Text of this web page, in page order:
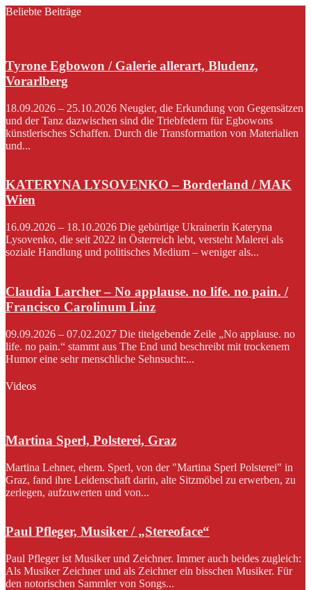
Beliebte Beiträge
Tyrone Egbowon / Galerie allerart, Bludenz,
Vorarlberg
18.09.2026 – 25.10.2026 Neugier, die Erkundung von Gegensätzen
und der Tanz dazwischen sind die Triebfedern für Egbowons
künstlerisches Schaffen. Durch die Transformation von Materialien
und...
KATERYNA LYSOVENKO – Borderland / MAK
Wien
16.09.2026 – 18.10.2026 Die gebürtige Ukrainerin Kateryna
Lysovenko, die seit 2022 in Österreich lebt, versteht Malerei als
soziale Handlung und politisches Medium – weniger als...
Claudia Larcher – No applause. no life. no pain. /
Francisco Carolinum Linz
09.09.2026 – 07.02.2027 Die titelgebende Zeile „No applause. no
life. no pain.“ stammt aus The End und beschreibt mit trockenem
Humor eine sehr menschliche Sehnsucht:...
Videos
Martina Sperl, Polsterei, Graz
Martina Lehner, ehem. Sperl, von der "Martina Sperl Polsterei" in
Graz, fand ihre Leidenschaft darin, alte Sitzmöbel zu erwerben, zu
zerlegen, aufzuwerten und von...
Paul Pfleger, Musiker / „Stereoface“
Paul Pfleger ist Musiker und Zeichner. Immer auch beides zugleich:
Als Musiker Zeichner und als Zeichner ein bisschen Musiker. Für
den notorischen Sammler von Songs...